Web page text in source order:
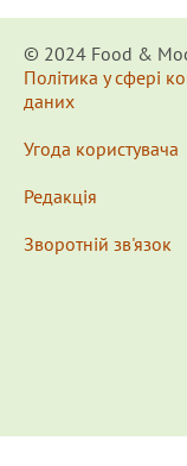
© 2024 Food &
Політика у сфері
даних
Угода користувача
Редакція
Зворотній зв'язок